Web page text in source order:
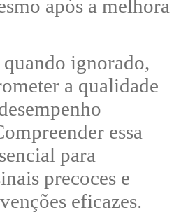
após a melhora
ignorado,
a qualidade
essa
para
precoces e
eficazes.